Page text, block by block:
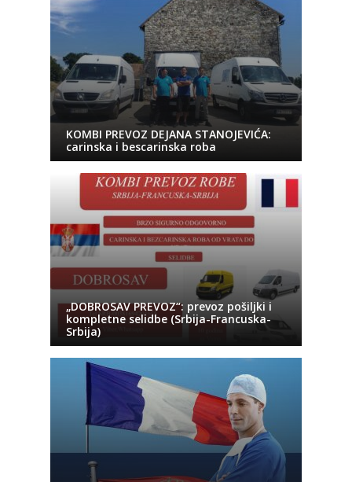
KOMBI PREVOZ DEJANA STANOJEVIĆA:
carinska i bescarinska roba
„DOBROSAV PREVOZ“: prevoz pošiljki i
kompletne selidbe (Srbija-Francuska-
Srbija)